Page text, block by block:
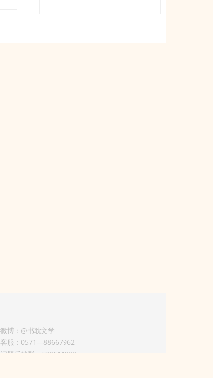
微博：@书耽文学
客服：0571—88667962
问题反馈群：630611933